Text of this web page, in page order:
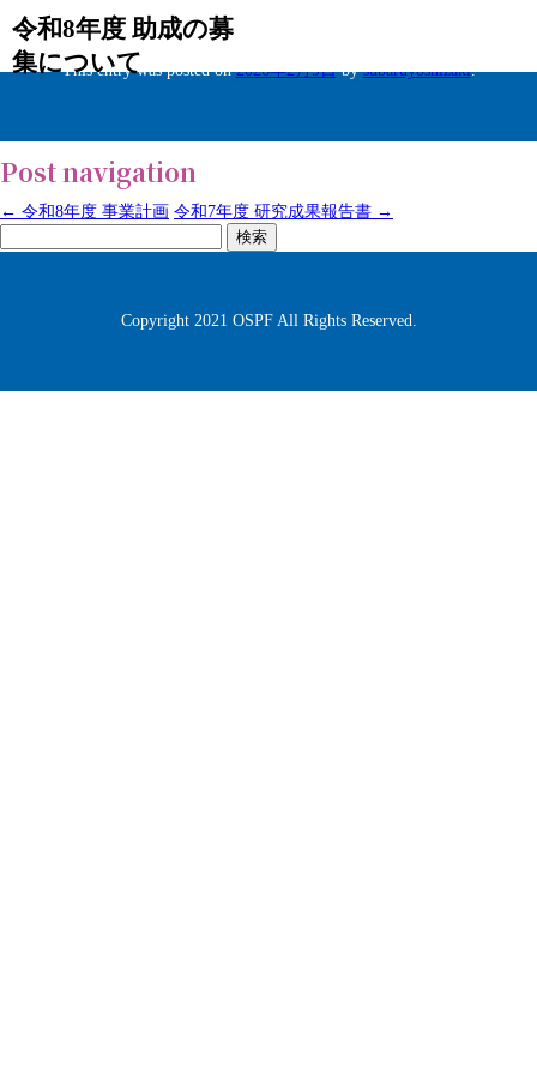
令和8年度 助成の募
集について
This entry was posted on2026年2月9日bysubaruyoshizaki.
Post navigation
← 令和8年度 事業計画 令和7年度 研究成果報告書 →
索:
Copyright 2021 OSPF All Rights Reserved.